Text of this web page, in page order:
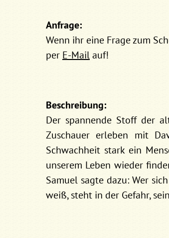
Anfrage:
Wenn ihr eine Frage zum
per E-Mailauf!
Beschreibung:
Der spannende Stoff der
Zuschauer erleben mit
Schwachheit stark ein
unserem Leben wieder
Samuel sagte dazu: Wer
weiß, steht in der Gefahr,